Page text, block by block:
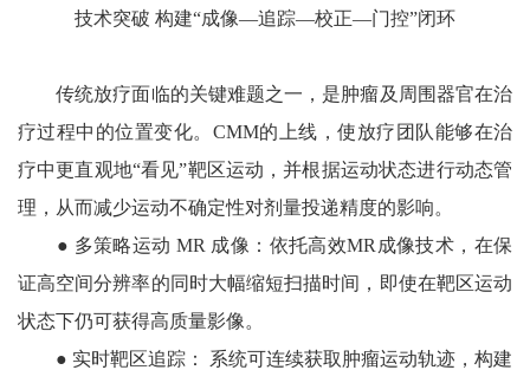
技术突破 构建“成像—追踪—校正—门控”闭环
传统放疗面临的关键难题之一，是肿瘤及周围器官在治
疗过程中的位置变化。CMM的上线，使放疗团队能够在治
疗中更直观地“看见”靶区运动，并根据运动状态进行动态管
理，从而减少运动不确定性对剂量投递精度的影响。
● 多策略运动 MR 成像：依托高效MR成像技术，在保
证高空间分辨率的同时大幅缩短扫描时间，即使在靶区运动
状态下仍可获得高质量影像。
● 实时靶区追踪： 系统可连续获取肿瘤运动轨迹，构建